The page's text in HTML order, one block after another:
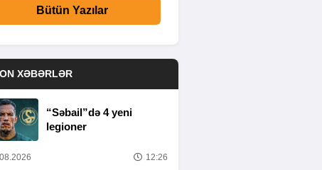
Bütün Yazılar
XƏBƏRLƏR
“Səbail”də 4 yeni
legioner
12:26